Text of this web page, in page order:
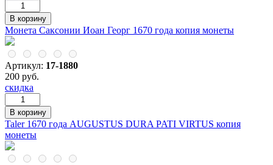
Монета Саксонии Иоан Георг 1670 года копия монеты
Артикул: 17-1880
200 руб.
скидка
Taler 1670 года AUGUSTUS DURA PATI VIRTUS копия
монеты